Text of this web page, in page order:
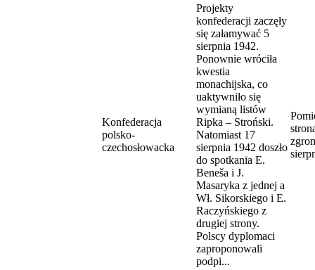
Konfederacja
polsko-
czechosłowacka
Projekty
konfederacji zaczęły
się załamywać 5
sierpnia 1942.
Ponownie wróciła
kwestia
monachijska, co
uaktywniło się
wymianą listów
Ripka – Stroński.
Natomiast 17
sierpnia 1942 doszło
do spotkania E.
Beneša i J.
Masaryka z jednej a
Wł. Sikorskiego i E.
Raczyńskiego z
drugiej strony.
Polscy dyplomaci
zaproponowali
podpi...